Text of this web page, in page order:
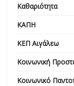
Καθαριότητα
ΚΑΠΗ
ΚΕΠ Αιγάλεω
Κοινωνική
Κοινωνικό